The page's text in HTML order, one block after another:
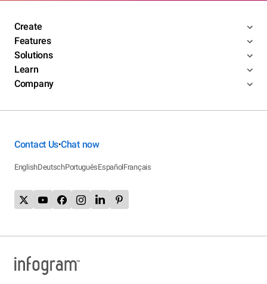
Create
Features
Solutions
Learn
Company
Contact Us•Chat now
EnglishDeutschPortuguêsEspañolFrançais